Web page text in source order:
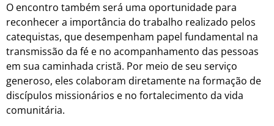
O encontro também será uma oportunidade para
reconhecer a importância do trabalho realizado pelos
catequistas, que desempenham papel fundamental na
transmissão da fé e no acompanhamento das pessoas
em sua caminhada cristã. Por meio de seu serviço
generoso, eles colaboram diretamente na formação de
discípulos missionários e no fortalecimento da vida
comunitária.